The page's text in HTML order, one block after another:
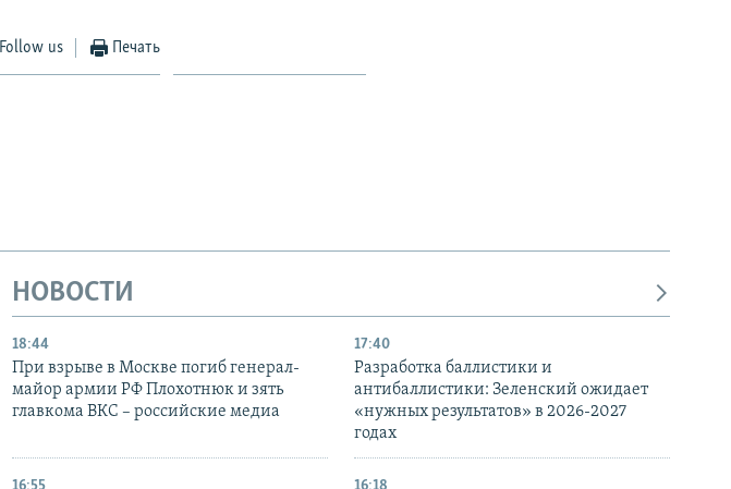
Follow us Печать
НОВОСТИ
18:44
При взрыве в Москве погиб генерал-
майор армии РФ Плохотнюк и зять
главкома ВКС – российские медиа
17:40
Разработка баллистики и
антибаллистики: Зеленский ожидает
«нужных результатов» в 2026-2027
годах